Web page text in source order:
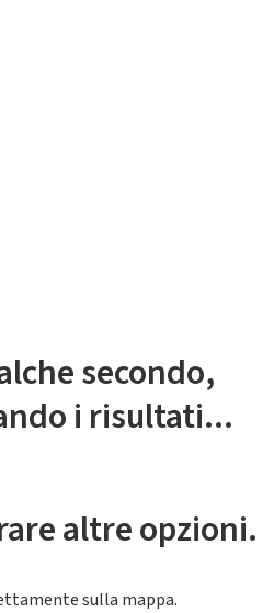
secondo,
i risultati...
altre opzioni.
sulla mappa.